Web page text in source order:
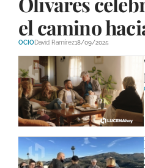
el camino
OCIODavid Ramírez18/09/2025